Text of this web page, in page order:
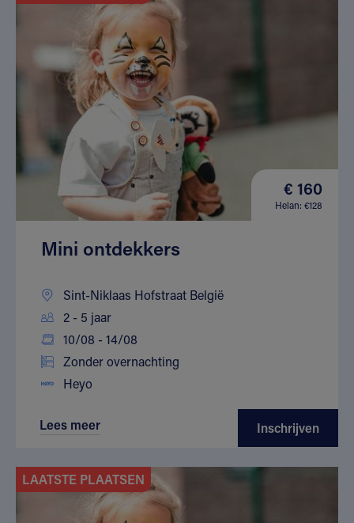
€ 160
Helan: €128
Mini ontdekkers
Sint-Niklaas Hofstraat België
2 - 5 jaar
10/08 - 14/08
Zonder overnachting
Heyo
Lees meer Inschrijven
LAATSTE PLAATSEN